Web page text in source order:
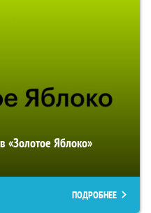
«Золотое Яблоко»
ПОДРОБНЕЕ